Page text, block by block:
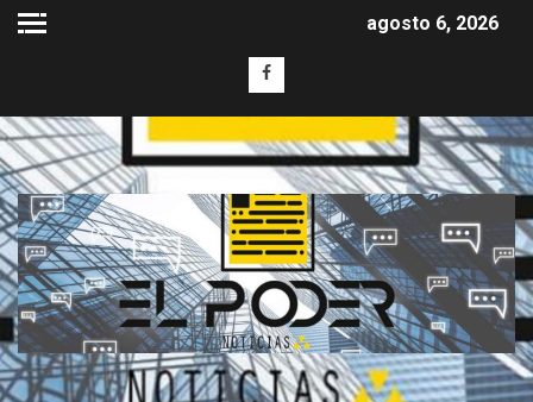
agosto 6, 2026